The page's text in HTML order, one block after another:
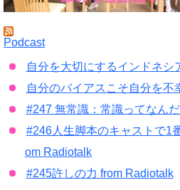
Podcast
自分を大切にするインドネシ
自分のバイアスこそ自分を不
#247 無常識：常識ってなん
#246人生脚本のキャストで1
om Radiotalk
#245許しの力 from Radiotalk